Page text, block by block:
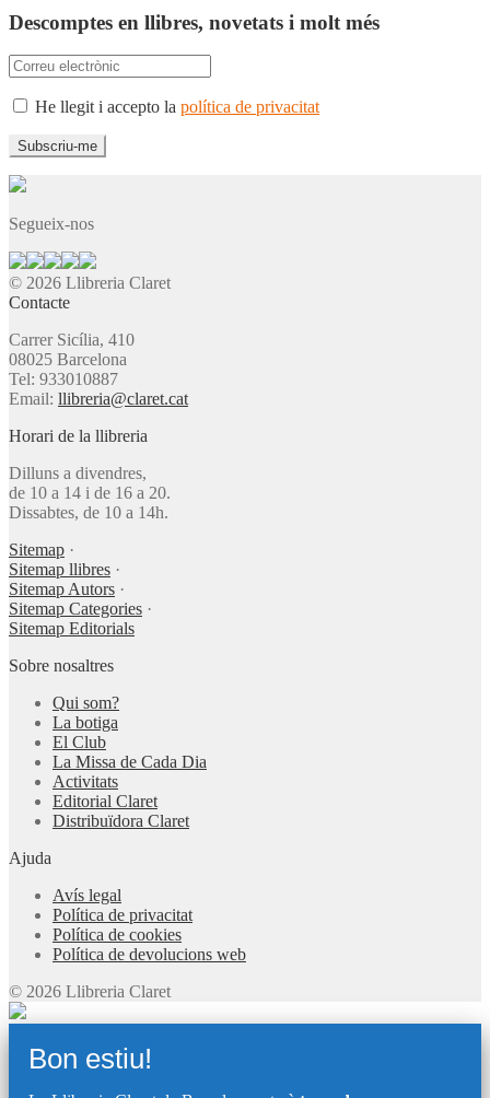
Descomptes en llibres, novetats i molt més
He llegit i accepto la política de privacitat
Segueix-nos
© 2026 Llibreria Claret
Contacte
Carrer Sicília, 410
08025 Barcelona
Tel: 933010887
Email: llibreria@claret.cat
Horari de la llibreria
Dilluns a divendres,
de 10 a 14 i de 16 a 20.
Dissabtes, de 10 a 14h.
Sitemap ·
Sitemap llibres ·
Sitemap Autors ·
Sitemap Categories ·
Sitemap Editorials
Sobre nosaltres
Qui som?
La botiga
El Club
La Missa de Cada Dia
Activitats
Editorial Claret
Distribuïdora Claret
Ajuda
Avís legal
Política de privacitat
Política de cookies
Política de devolucions web
© 2026 Llibreria Claret
Bon estiu!